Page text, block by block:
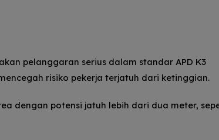
pelanggaran serius dalam standar APD K3
risiko pekerja terjatuh dari ketinggian.
dengan potensi jatuh lebih dari dua meter,